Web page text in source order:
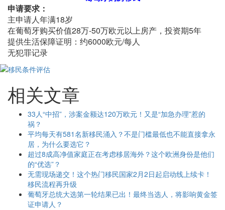
申请要求：
主申请人年满18岁
在葡萄牙购买价值28万-50万欧元以上房产，投资期5年
提供生活保障证明：约6000欧元/每人
无犯罪记录
相关文章
33人“中招”，涉案金额达120万欧元！又是“加急办理”惹的
祸？
平均每天有581名新移民涌入？不是门槛最低也不能直接拿永
居，为什么要选它？
超过8成高净值家庭正在考虑移居海外？这个欧洲身份是他们
的“优选”？
无需现场递交！这个热门移民国家2月2日起启动线上续卡！
移民流程再升级
葡萄牙总统大选第一轮结果已出！最终当选人，将影响黄金签
证申请人？